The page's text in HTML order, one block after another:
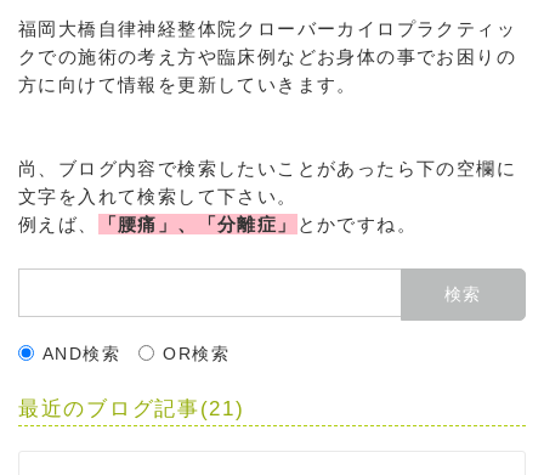
福岡大橋自律神経整体院クローバーカイロプラクティッ
クでの施術の考え方や臨床例などお身体の事でお困りの
方に向けて情報を更新していきます。
尚、ブログ内容で検索したいことがあったら下の空欄に
文字を入れて検索して下さい。
例えば、
「腰痛」、「分離症」 とかですね。
AND検索 OR検索
最近のブログ記事(21)